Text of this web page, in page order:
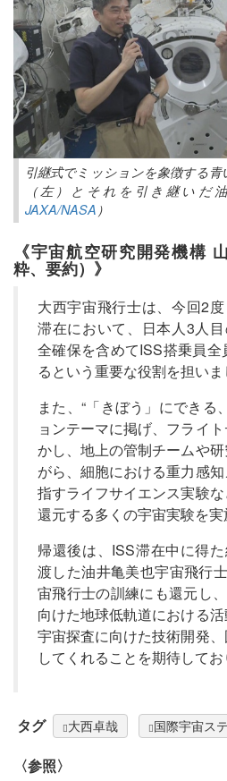
引継式でミッションを象徴する
（左）とそれを引き継いだ
JAXA/NASA ）
《宇宙航空研究開発機構
粋、要約）》
大西宇宙飛行士は、今回2
滞在において、日本人3人
全確保を含めてISS搭乗員
るという重要な役割を担いま
また、“「きぼう」にできる
ョンテーマに掲げ、フライ
かし、地上の管制チームや
がら、細胞における重力感
指すライフサイエンス実験
還元する多くの宇宙実験を実
帰還後は、ISS滞在中に得
渡した油井亀美也宇宙飛行
宙飛行士の訓練にも還元し
向けた地球低軌道における
宇宙探査に向けた技術開発
してくれることを期待してお
タグ 大西卓哉 国際宇宙ス
〈参照〉